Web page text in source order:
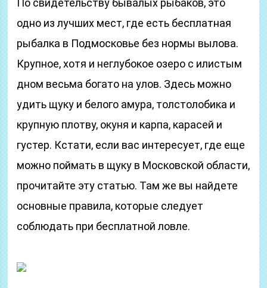
По свидетельству бывалых рыбаков, это
одно из лучших мест, где есть бесплатная
рыбалка в Подмосковье без нормы вылова.
Крупное, хотя и неглубокое озеро с илистым
дном весьма богато на улов. Здесь можно
удить щуку и белого амура, толстолобика и
крупную плотву, окуня и карпа, карасей и
густер. Кстати, если вас интересует, где еще
можно поймать в щуку в Московской области,
прочитайте эту статью. Там же вы найдете
основные правила, которые следует
соблюдать при бесплатной ловле.